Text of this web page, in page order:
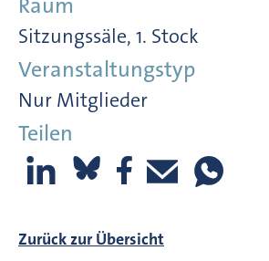
Sitzungssäle, 1. Stock
Veranstaltungstyp
Nur Mitglieder
Teilen
Zurück zur Übersicht